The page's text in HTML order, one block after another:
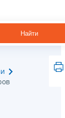
Найти